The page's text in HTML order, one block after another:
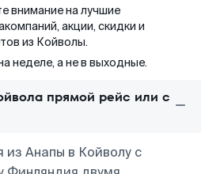
внимание на лучшие
акции, скидки и
из Койволы.
неделе, а не в выходные.
прямой рейс или с
Анапы в Койволу с